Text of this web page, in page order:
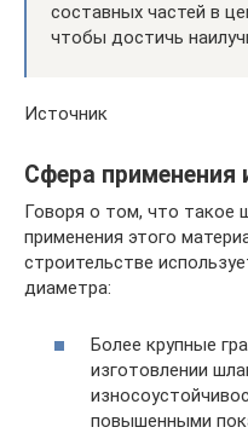
составных частей в
чтобы достичь
Источник
Сфера применения
Говоря о том, что такое
применения этого
строительстве
диаметра:
Более крупные
изготовлении
повышенными